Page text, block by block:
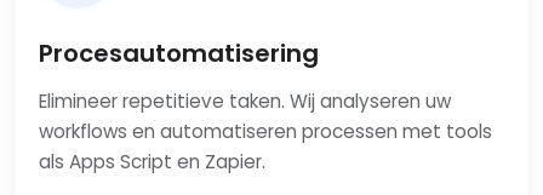
Procesautomatisering
Elimineer repetitieve taken. Wij analyseren uw
workflows en automatiseren processen met tools
als Apps Script en Zapier.